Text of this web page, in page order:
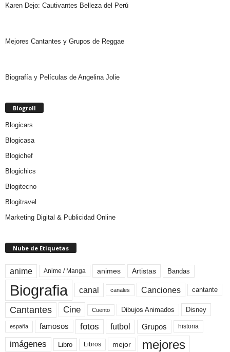
Karen Dejo: Cautivantes Belleza del Perú
Mejores Cantantes y Grupos de Reggae
Biografía y Películas de Angelina Jolie
Blogroll
Blogicars
Blogicasa
Blogichef
Blogichics
Blogitecno
Blogitravel
Marketing Digital & Publicidad Online
Nube de Etiquetas
anime Anime / Manga animes Artistas Bandas
Biografia canal canales Canciones cantante
Cantantes Cine Cuento Dibujos Animados Disney
españa famosos fotos futbol Grupos historia
imágenes Libro Libros mejor mejores